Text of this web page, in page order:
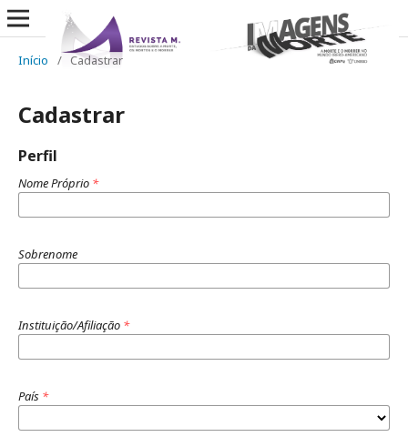
Início / Cadastrar
Cadastrar
Perfil
Nome Próprio *
Sobrenome
Instituição/Afiliação *
País *